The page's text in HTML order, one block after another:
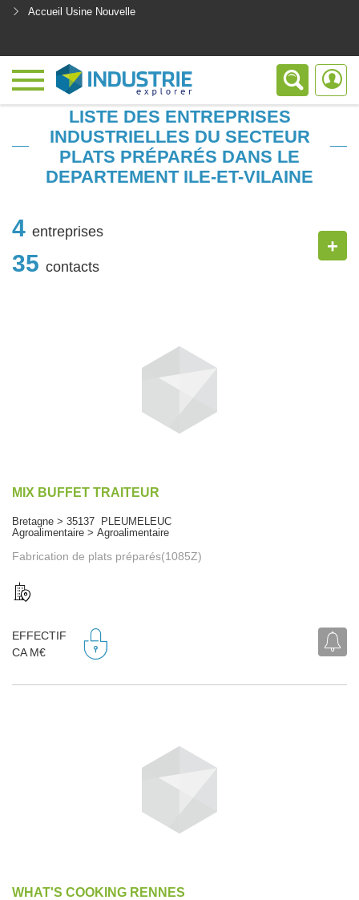
Accueil Usine Nouvelle
LISTE DES ENTREPRISES
INDUSTRIELLES DU SECTEUR
PLATS PRÉPARÉS DANS LE
DEPARTEMENT ILE-ET-VILAINE
4 entreprises
35 contacts
+
MIX BUFFET TRAITEUR
Bretagne > 35137 PLEUMELEUC
Agroalimentaire > Agroalimentaire
Fabrication de plats préparés(1085Z)
EFFECTIF
CA M€
WHAT'S COOKING RENNES